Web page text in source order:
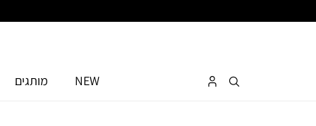
NEW מותגים